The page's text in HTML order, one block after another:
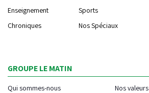
Enseignement
Sports
Chroniques
Nos Spéciaux
GROUPE LE MATIN
Qui sommes-nous
Nos valeurs